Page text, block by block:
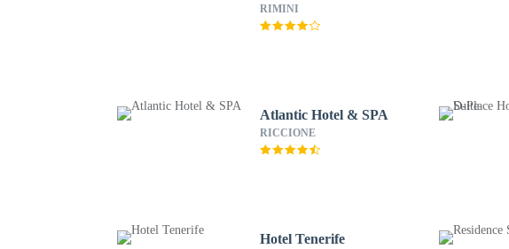
RIMINI
Atlantic Hotel & SPA
RICCIONE
Hotel Tenerife